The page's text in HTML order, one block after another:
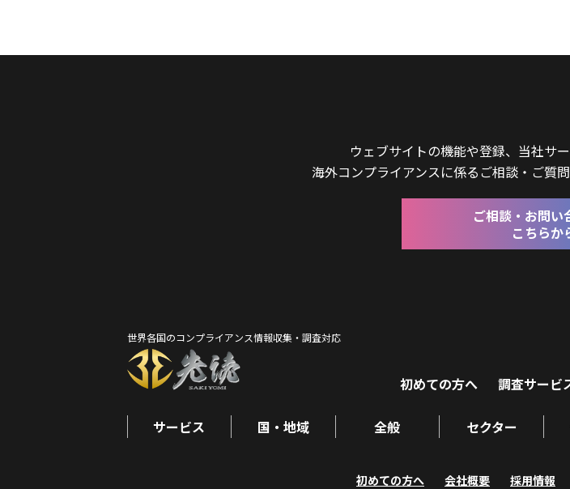
ウェブサイトの機能や登録、当社サ
海外コンプライアンスに係るご相談・ご質
ご相談・お問い
こちらか
世界各国のコンプライアンス情報収集・調査対応
初めての方へ 調査サービ
サービス 国・地域 全般 セクター
初めての方へ 会社概要 採用情報